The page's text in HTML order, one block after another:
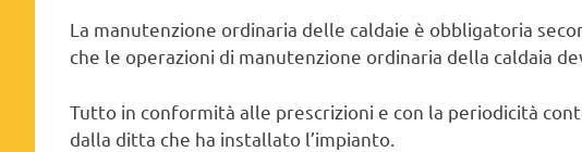
La manutenzione ordinaria delle caldaie è obbligatoria
che le operazioni di manutenzione ordinaria della caldaia
Tutto in conformità alle prescrizioni e con la periodicità
dalla ditta che ha installato l’impianto.